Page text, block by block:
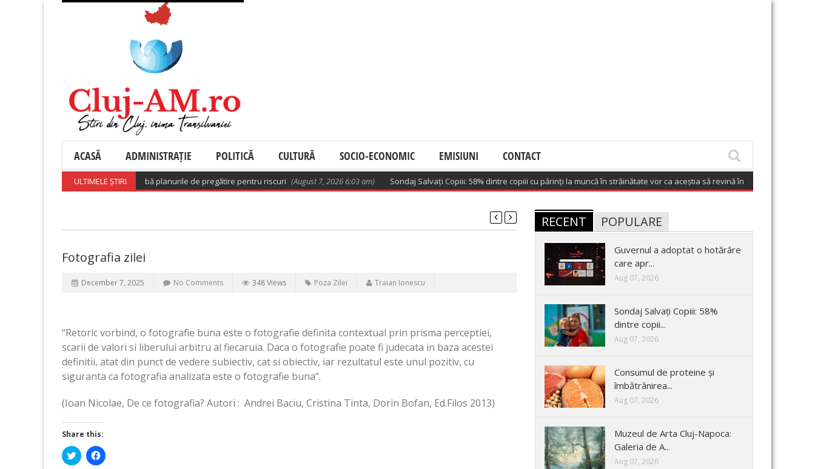
ACASĂ ADMINISTRAȚIE POLITICĂ CULTURĂ SOCIO-ECONOMIC EMISIUNI CONTACT
ULTIMELE ȘTIRI
a adoptat o hotărâre care aprobă planurile de pregătire pentru riscuri (August 7, 2026 6:03 am) Sondaj Salvați Copiii: 58% dintre copiii cu părinți la muncă în străinătate vor ca aceștia să revină în România
Fotografia zilei
December 7, 2025 No Comments 348 Views Poza Zilei Traian Ionescu
“Retoric vorbind, o fotografie buna este o fotografie definita contextual prin prisma perceptiei,
scarii de valori si liberului arbitru al fiecaruia. Daca o fotografie poate fi judecata in baza acestei
definitii, atat din punct de vedere subiectiv, cat si obiectiv, iar rezultatul este unul pozitiv, cu
siguranta ca fotografia analizata este o fotografie buna”.
(Ioan Nicolae, De ce fotografia? Autori : Andrei Baciu, Cristina Tinta, Dorin Bofan, Ed.Filos 2013)
Share this:
Click
to
Click
to
RECENT POPULARE
Guvernul a adoptat o hotărâre
care apr...
Aug 07, 2026
Sondaj Salvați Copiii: 58%
dintre copii...
Aug 07, 2026
Consumul de proteine și
îmbătrânirea...
Aug 07, 2026
Muzeul de Arta Cluj-Napoca:
Galeria de A...
Aug 07, 2026